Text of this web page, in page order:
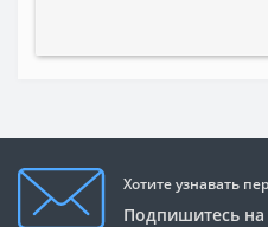
Хотите узнавать
Подпишитесь